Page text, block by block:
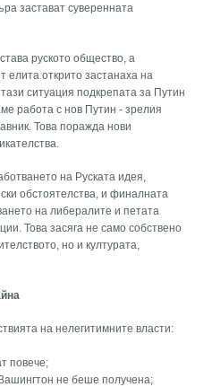
застават суверенната
руското общество, а
елита открито застанаха на
ситуация подкрепата за Путин
работа с нов Путин - зрелия
Това поражда нови
на Руската идея,
обстоятелства, и финалната
на либералите и петата
Това засяга не само собствено
но и културата,
на нелегитимните власти:
повече;
не беше получена;